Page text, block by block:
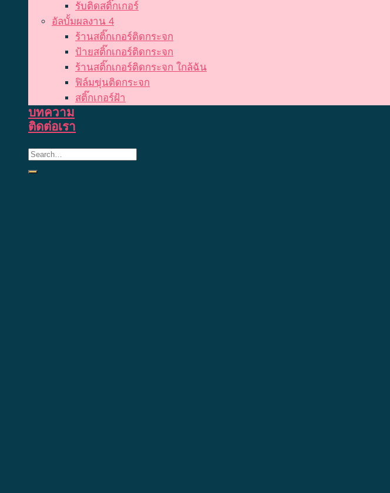
รับติดสติ๊กเกอร์
อัลบั้มผลงาน 4
ร้านสติ๊กเกอร์ติดกระจก
ป้ายสติ๊กเกอร์ติดกระจก
ร้านสติ๊กเกอร์ติดกระจก ใกล้ฉัน
ฟิล์มขุ่นติดกระจก
สติ๊กเกอร์ฝ้า
บทความ
ติดต่อเรา